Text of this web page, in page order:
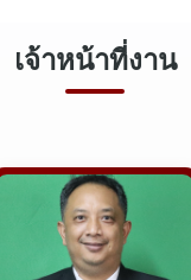
เจ้าหน้าที่งาน